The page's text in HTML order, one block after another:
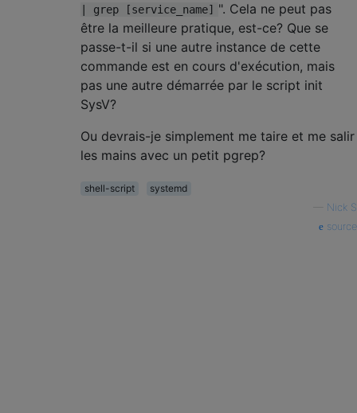
| grep [service_name]
". Cela ne peut pas
être la meilleure pratique, est-ce? Que se
passe-t-il si une autre instance de cette
commande est en cours d'exécution, mais
pas une autre démarrée par le script init
SysV?
Ou devrais-je simplement me taire et me salir
les mains avec un petit pgrep?
shell-script
systemd
Nick S
source